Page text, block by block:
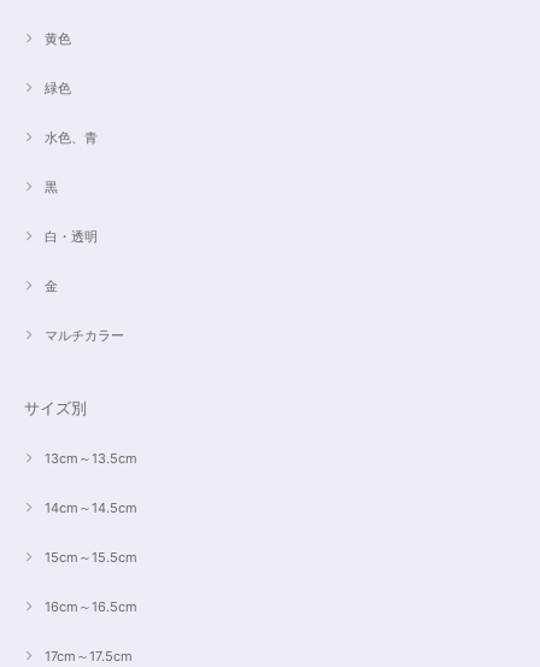
黄色
緑色
水色、青
黒
白・透明
金
マルチカラー
サイズ別
13cm～13.5cm
14cm～14.5cm
15cm～15.5cm
16cm～16.5cm
17cm～17.5cm